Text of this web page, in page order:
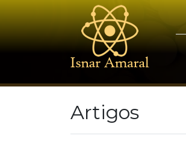
Artigos